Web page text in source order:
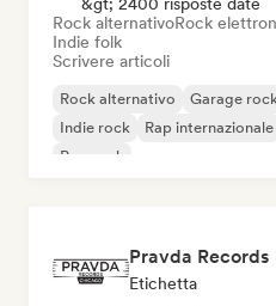
Rock alternativoRock
Indie folk
Scrivere articoli
Rock alternativo Garage
Indie rock
Rap internazionale
Pop rock
Pravda Records
Etichetta